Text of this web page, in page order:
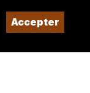
Accepter